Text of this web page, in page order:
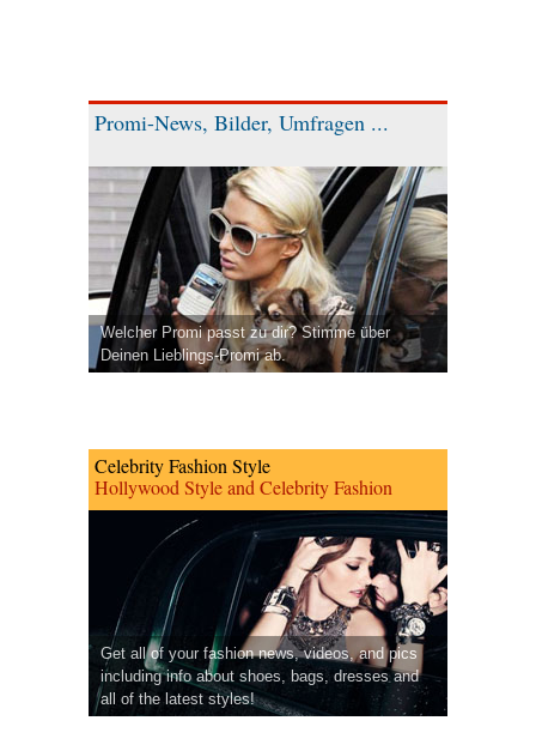
Promi-News, Bilder, Umfragen ...
Welcher Promi passt zu dir? Stimme über
Deinen Lieblings-Promi ab.
Celebrity Fashion Style
Hollywood Style and Celebrity Fashion
Get all of your fashion news, videos, and pics
including info about shoes, bags, dresses and
all of the latest styles!